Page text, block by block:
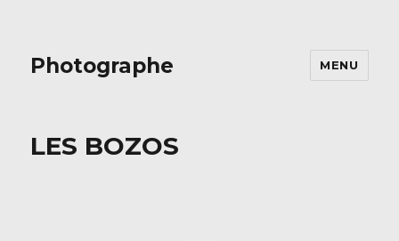
Photographe MENU
LES BOZOS